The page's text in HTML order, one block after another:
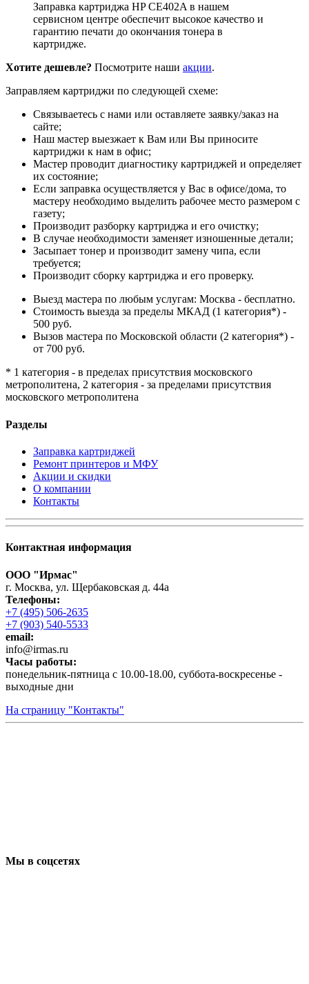
Заправка картриджа HP CE402A в нашем
сервисном центре обеспечит высокое качество и
гарантию печати до окончания тонера в
картридже.
Хотите дешевле? Посмотрите наши акции.
Заправляем картриджи по следующей схеме:
Связываетесь с нами или оставляете заявку/заказ на
сайте;
Наш мастер выезжает к Вам или Вы приносите
картриджи к нам в офис;
Мастер проводит диагностику картриджей и определяет
их состояние;
Если заправка осуществляется у Вас в офисе/дома, то
мастеру необходимо выделить рабочее место размером с
газету;
Производит разборку картриджа и его очистку;
В случае необходимости заменяет изношенные детали;
Засыпает тонер и производит замену чипа, если
требуется;
Производит сборку картриджа и его проверку.
Выезд мастера по любым услугам: Москва - бесплатно.
Стоимость выезда за пределы МКАД (1 категория*) -
500 руб.
Вызов мастера по Московской области (2 категория*) -
от 700 руб.
* 1 категория - в пределах присутствия московского
метрополитена, 2 категория - за пределами присутствия
московского метрополитена
Разделы
Заправка картриджей
Ремонт принтеров и МФУ
Акции и скидки
О компании
Контакты
Контактная информация
ООО "Ирмас"
г. Москва, ул. Щербаковская д. 44а
Телефоны:
+7 (495) 506-2635
+7 (903) 540-5533
email:
infо@irmas.ru
Часы работы:
понедельник-пятница с 10.00-18.00, суббота-воскресенье -
выходные дни
На страницу "Контакты"
Мы в соцсетях